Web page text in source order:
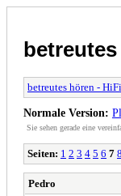
betreutes hören -
Normale Version:
Sie sehen gerade eine
Seiten: 1 2 3 4 5 6 7 8
Pedro